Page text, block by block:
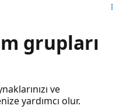
grupları
ve
yardımcı olur.